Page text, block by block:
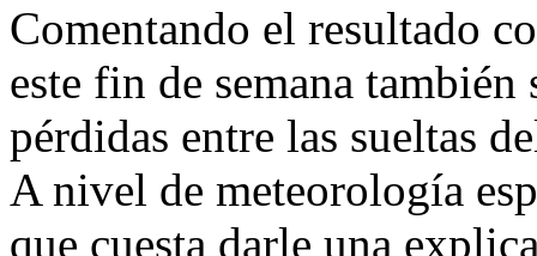
Comentando el resultado
este fin de semana
pérdidas entre las sueltas
A nivel de meteorología
que cuesta darle una